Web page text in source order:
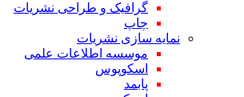
گرافیک و طراحی نشریات
چاپ
نمایه سازی نشریات
موسسه اطلاعات علمی
اسکوپوس
پابمد